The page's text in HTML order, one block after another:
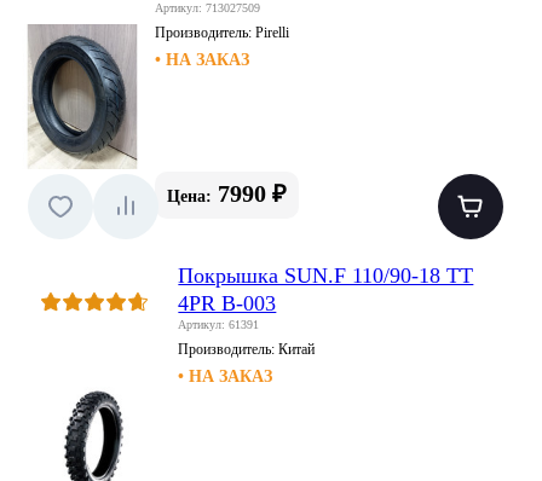
Артикул: 713027509
Производитель: Pirelli
• НА ЗАКАЗ
Цена: 7990 ₽
Покрышка SUN.F 110/90-18 TT
4PR B-003
Артикул: 61391
Производитель:Китай
• НА ЗАКАЗ